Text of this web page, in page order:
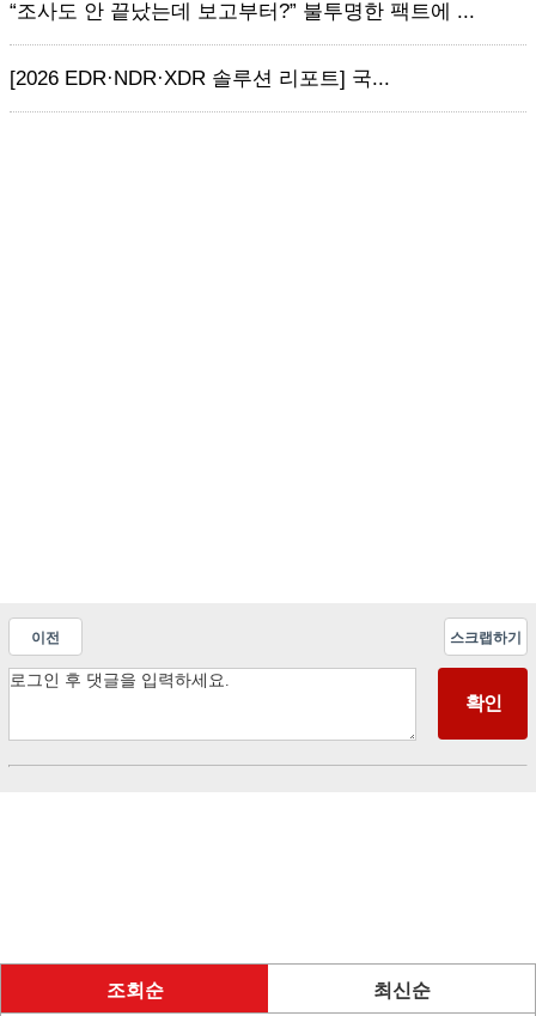
“조사도 안 끝났는데 보고부터?” 불투명한 팩트에 ...
[2026 EDR·NDR·XDR 솔루션 리포트] 국...
이전 스크랩하기
조회순 최신순